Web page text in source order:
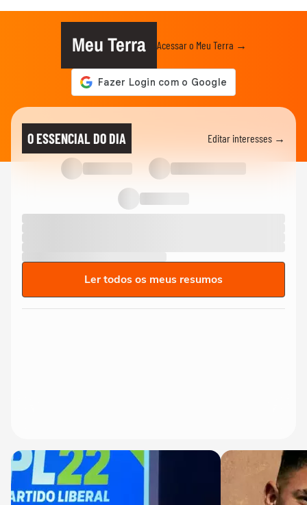
Meu Terra Acessar o Meu Terra →
O ESSENCIAL DO DIA Editar interesses →
Ler todos os meus resumos